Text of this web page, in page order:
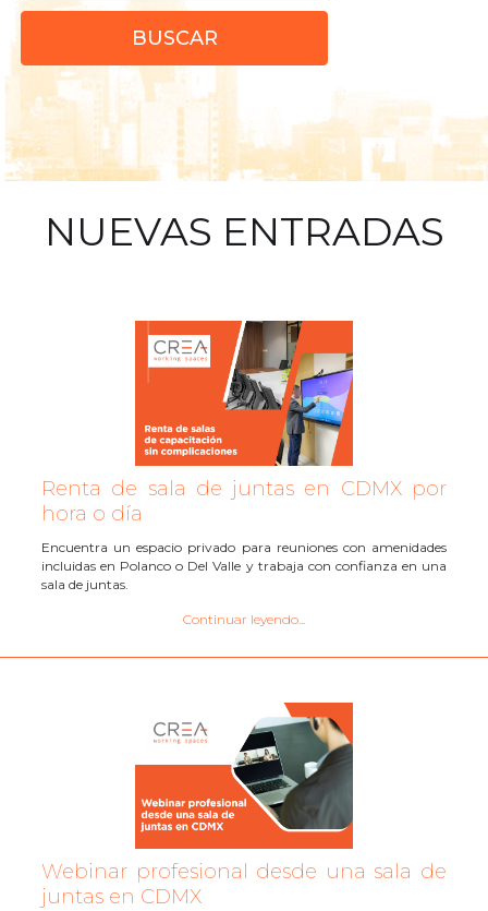
NUEVAS ENTRADAS
Renta de sala de juntas en CDMX por
hora o día
Encuentra un espacio privado para reuniones con amenidades
incluidas en Polanco o Del Valle y trabaja con confianza en una
sala de juntas.
Continuar leyendo...
Webinar profesional desde una sala de
juntas en CDMX